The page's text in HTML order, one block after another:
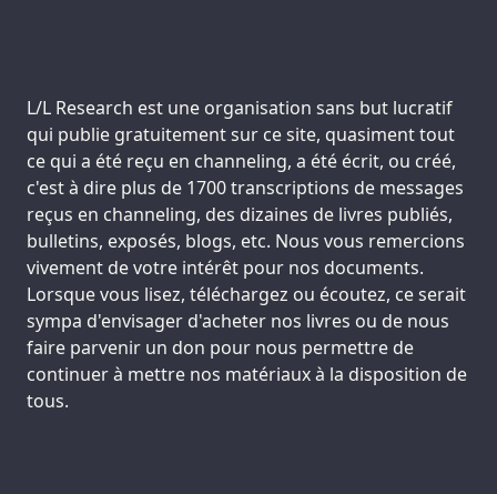
Support us:
L/L Research est une organisation sans but lucratif
qui publie gratuitement sur ce site, quasiment tout
ce qui a été reçu en channeling, a été écrit, ou créé,
c'est à dire plus de 1700 transcriptions de messages
reçus en channeling, des dizaines de livres publiés,
bulletins, exposés, blogs, etc. Nous vous remercions
vivement de votre intérêt pour nos documents.
Lorsque vous lisez, téléchargez ou écoutez, ce serait
sympa d'envisager d'acheter nos livres ou de nous
faire parvenir un don pour nous permettre de
continuer à mettre nos matériaux à la disposition de
tous.